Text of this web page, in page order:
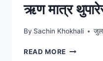
ऋण मात्र
By Sachin Khokhali
READ MORE